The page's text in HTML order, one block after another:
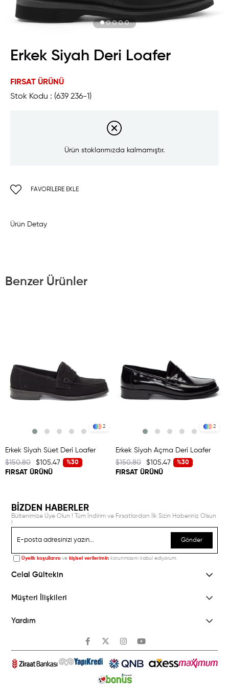
Erkek Siyah Deri Loafer
FIRSAT ÜRÜNÜ
Stok Kodu
(639 236-1)
Ürün stoklarımızda kalmamıştır.
FAVORILERE EKLE
Ürün Detay
Benzer Ürünler
2
Erkek Siyah Süet Deri Loafer
%30
$105.47
$150.80
FIRSAT ÜRÜNÜ
2
Erkek Siyah Açma Deri Loafer
%30
$105.47
$150.80
FIRSAT ÜRÜNÜ
BİZDEN HABERLER
Bültenimize Üye Olun ! Tüm İndirim ve Fırsatlardan İlk Sizin Haberiniz Olsun
!
Gönder
Üyelik koşullarını ve kişisel verilerimin korunmasını kabul ediyorum.
Celal Gültekin
Müşteri İlişkileri
Yardım